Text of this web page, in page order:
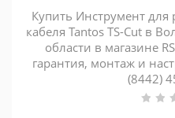
Купить Инструмент для
кабеля Tantos TS-Cut в
области в магазине
гарантия, монтаж и
(8442)